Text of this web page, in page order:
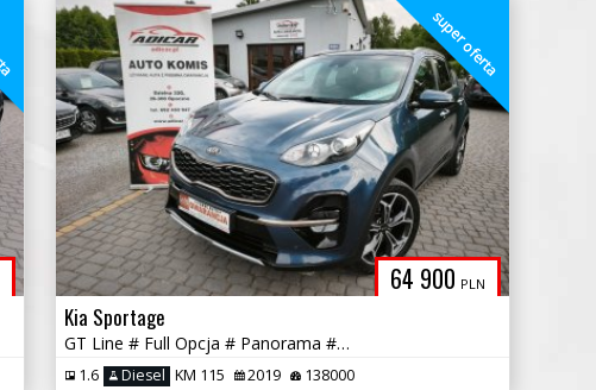
64 900 PLN
super oferta
Kia Sportage
GT Line # Full Opcja # Panorama # Navi # Full Serwis !!! GWARANCJA !!!
1.6 Diesel KM 115 2019 138000